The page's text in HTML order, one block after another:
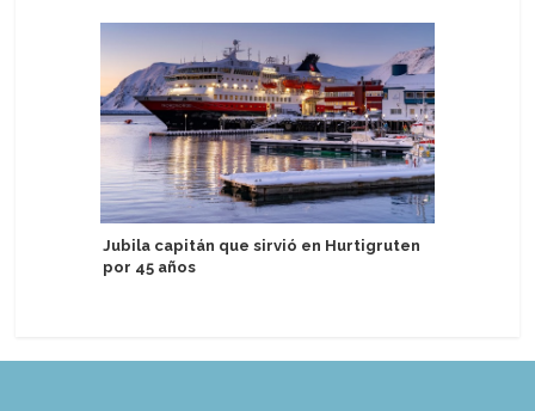
Jubila capitán que sirvió en Hurtigruten
por 45 años